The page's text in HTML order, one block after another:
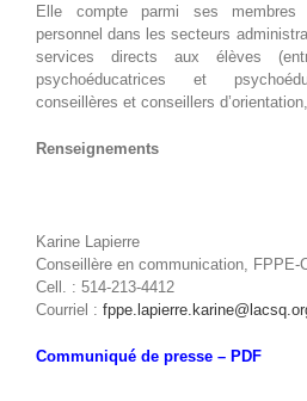
Elle compte parmi ses membres
personnel dans les secteurs
services directs aux élèves
psychoéducatrices et
conseillères et conseillers
Renseignements
Karine Lapierre
Conseillère en communication, FPPE-
Cell. : 514-213-4412
Courriel :
Communiqué de presse – PDF